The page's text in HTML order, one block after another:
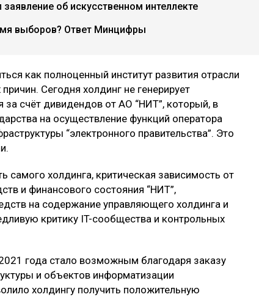
об искусственном интеллекте
выборов? Ответ Минцифры
как полноценный институт развития отрасли
Сегодня холдинг не генерирует
счёт дивидендов от АО “НИТ”, который, в
на осуществление функций оператора
“электронного правительства”. Это
самого холдинга, критическая зависимость от
и финансового состояния “НИТ”,
на содержание управляющего холдинга и
критику IT-сообщества и контрольных
года стало возможным благодаря заказу
и объектов информатизации
холдингу получить положительную